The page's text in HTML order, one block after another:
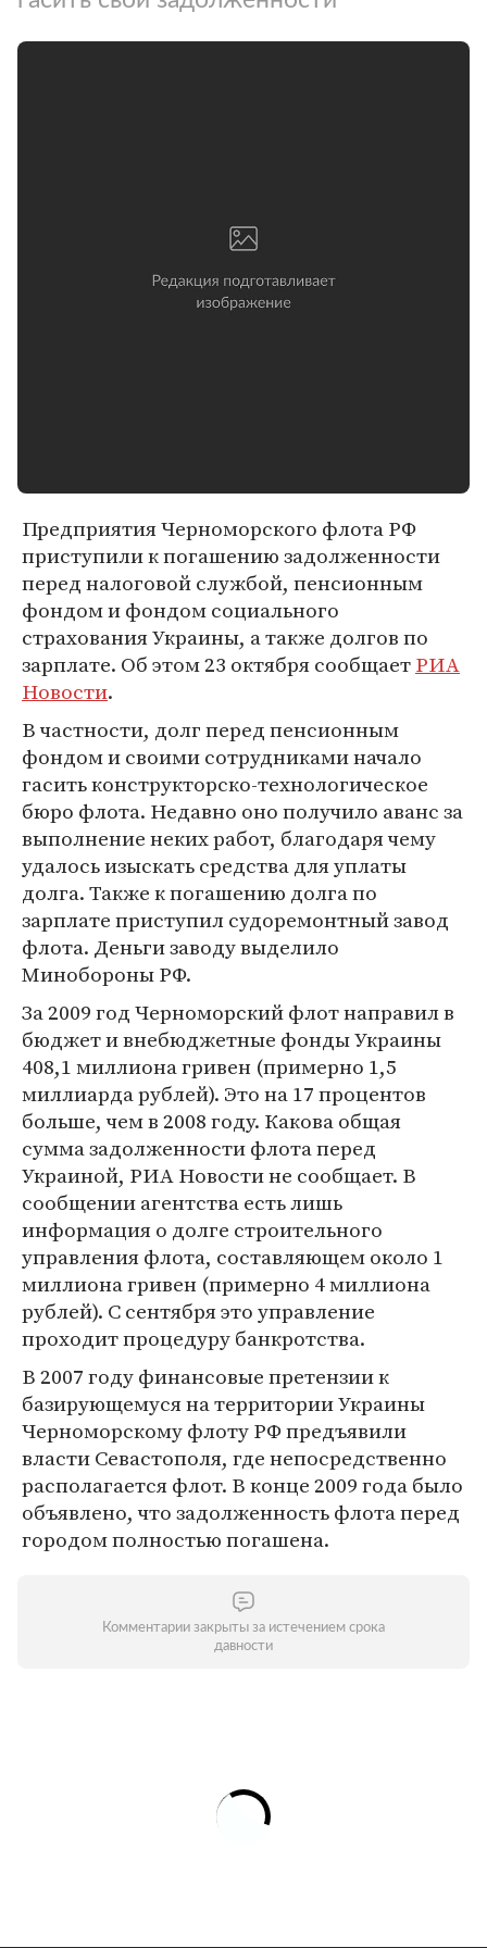
Предприятия Черноморского флота РФ
приступили к погашению задолженности
перед налоговой службой, пенсионным
фондом и фондом социального
страхования Украины, а также долгов по
зарплате. Об этом 23 октября сообщаетРИА
Новости.
В частности, долг перед пенсионным
фондом и своими сотрудниками начало
гасить конструкторско-технологическое
бюро флота. Недавно оно получило аванс за
выполнение неких работ, благодаря чему
удалось изыскать средства для уплаты
долга. Также к погашению долга по
зарплате приступил судоремонтный завод
флота. Деньги заводу выделило
Минобороны РФ.
За 2009 год Черноморский флот направил в
бюджет и внебюджетные фонды Украины
408,1 миллиона гривен (примерно 1,5
миллиарда рублей). Это на 17 процентов
больше, чем в 2008 году. Какова общая
сумма задолженности флота перед
Украиной, РИА Новости не сообщает. В
сообщении агентства есть лишь
информация о долге строительного
управления флота, составляющем около 1
миллиона гривен (примерно 4 миллиона
рублей). С сентября это управление
проходит процедуру банкротства.
В 2007 году финансовые претензии к
базирующемуся на территории Украины
Черноморскому флоту РФ предъявили
власти Севастополя, где непосредственно
располагается флот. В конце 2009 года было
объявлено, что задолженность флота перед
городом полностью погашена.
Комментарии закрыты за истечением срока
давности